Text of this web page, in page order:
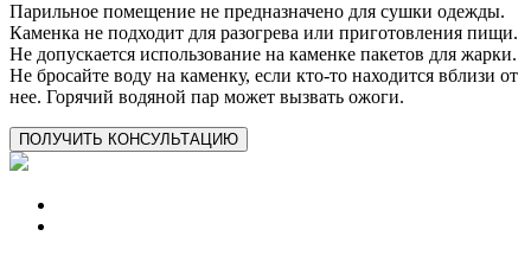
Парильное помещение не предназначено для сушки одежды.
Каменка не подходит для разогрева или приготовления пищи.
Не допускается использование на каменке пакетов для жарки.
Не бросайте воду на каменку, если кто-то находится вблизи от
нее. Горячий водяной пар может вызвать ожоги.
ПОЛУЧИТЬ КОНСУЛЬТАЦИЮ